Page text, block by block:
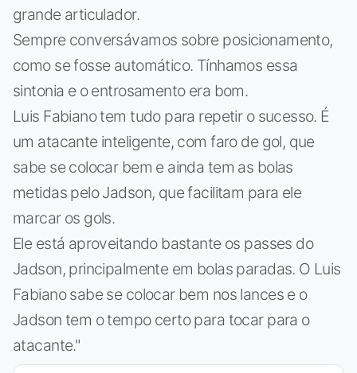
grande articulador.
Sempre conversávamos sobre posicionamento,
como se fosse automático. Tínhamos essa
sintonia e o entrosamento era bom.
Luis Fabiano tem tudo para repetir o sucesso. É
um atacante inteligente, com faro de gol, que
sabe se colocar bem e ainda tem as bolas
metidas pelo Jadson, que facilitam para ele
marcar os gols.
Ele está aproveitando bastante os passes do
Jadson, principalmente em bolas paradas. O Luis
Fabiano sabe se colocar bem nos lances e o
Jadson tem o tempo certo para tocar para o
atacante."